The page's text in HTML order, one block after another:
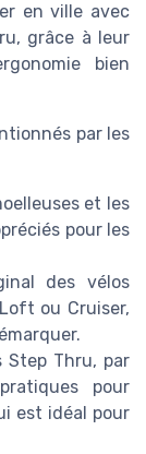
en ville avec
grâce à leur
bien
par les
et les
pour les
des vélos
ou Cruiser,
Step Thru, par
pour
est idéal pour